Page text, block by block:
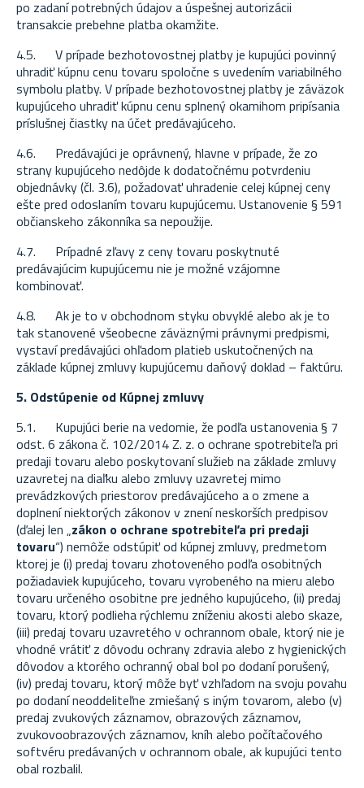
po zadaní potrebných údajov a úspešnej autorizácii
transakcie prebehne platba okamžite.
4.5. V prípade bezhotovostnej platby je kupujúci povinný
uhradiť kúpnu cenu tovaru spoločne s uvedením variabilného
symbolu platby. V prípade bezhotovostnej platby je záväzok
kupujúceho uhradiť kúpnu cenu splnený okamihom pripísania
príslušnej čiastky na účet predávajúceho.
4.6. Predávajúci je oprávnený, hlavne v prípade, že zo
strany kupujúceho nedôjde k dodatočnému potvrdeniu
objednávky (čl. 3.6), požadovať uhradenie celej kúpnej ceny
ešte pred odoslaním tovaru kupujúcemu. Ustanovenie § 591
občianskeho zákonníka sa nepoužije.
4.7. Prípadné zľavy z ceny tovaru poskytnuté
predávajúcim kupujúcemu nie je možné vzájomne
kombinovať.
4.8. Ak je to v obchodnom styku obvyklé alebo ak je to
tak stanovené všeobecne záväznými právnymi predpismi,
vystaví predávajúci ohľadom platieb uskutočnených na
základe kúpnej zmluvy kupujúcemu daňový doklad – faktúru.
5. Odstúpenie od Kúpnej zmluvy
5.1. Kupujúci berie na vedomie, že podľa ustanovenia § 7
odst. 6 zákona č. 102/2014 Z. z. o ochrane spotrebiteľa pri
predaji tovaru alebo poskytovaní služieb na základe zmluvy
uzavretej na diaľku alebo zmluvy uzavretej mimo
prevádzkových priestorov predávajúceho a o zmene a
doplnení niektorých zákonov v znení neskorších predpisov
(ďalej len „zákon o ochrane spotrebiteľa pri predaji
tovaru“) nemôže odstúpiť od kúpnej zmluvy, predmetom
ktorej je (i) predaj tovaru zhotoveného podľa osobitných
požiadaviek kupujúceho, tovaru vyrobeného na mieru alebo
tovaru určeného osobitne pre jedného kupujúceho, (ii) predaj
tovaru, ktorý podlieha rýchlemu zníženiu akosti alebo skaze,
(iii) predaj tovaru uzavretého v ochrannom obale, ktorý nie je
vhodné vrátiť z dôvodu ochrany zdravia alebo z hygienických
dôvodov a ktorého ochranný obal bol po dodaní porušený,
(iv) predaj tovaru, ktorý môže byť vzhľadom na svoju povahu
po dodaní neoddeliteľne zmiešaný s iným tovarom, alebo (v)
predaj zvukových záznamov, obrazových záznamov,
zvukovoobrazových záznamov, kníh alebo počítačového
softvéru predávaných v ochrannom obale, ak kupujúci tento
obal rozbalil.